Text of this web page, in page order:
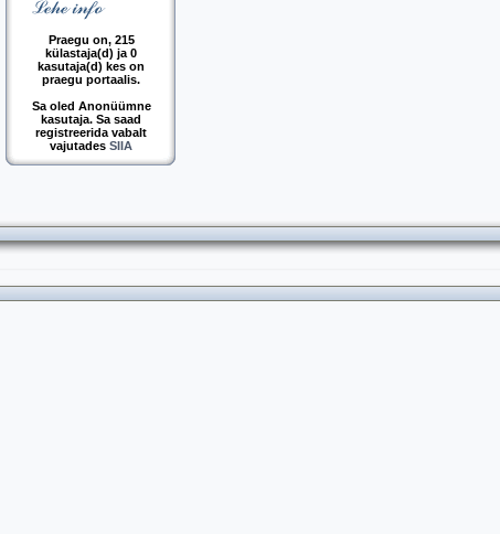
Praegu on, 215
külastaja(d) ja 0
kasutaja(d) kes on
praegu portaalis.
Sa oled Anonüümne
kasutaja. Sa saad
registreerida vabalt
vajutades SIIA